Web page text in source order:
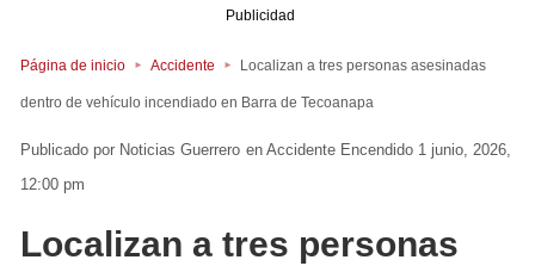
Publicidad
Página de inicio Accidente Localizan a tres personas asesinadas
dentro de vehículo incendiado en Barra de Tecoanapa
Noticias Guerrero en Accidente Encendido 1 junio, 2026,
12:00 pm
Localizan a tres personas